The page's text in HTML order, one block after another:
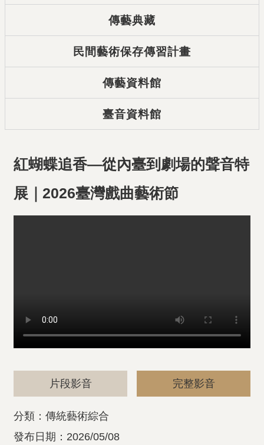
傳藝典藏
民間藝術保存傳習計畫
傳藝資料館
臺音資料館
紅蝴蝶追香—從內臺到劇場的聲音特
展｜2026臺灣戲曲藝術節
片段影音 完整影音
分類：傳統藝術綜合
發布日期：2026/05/08